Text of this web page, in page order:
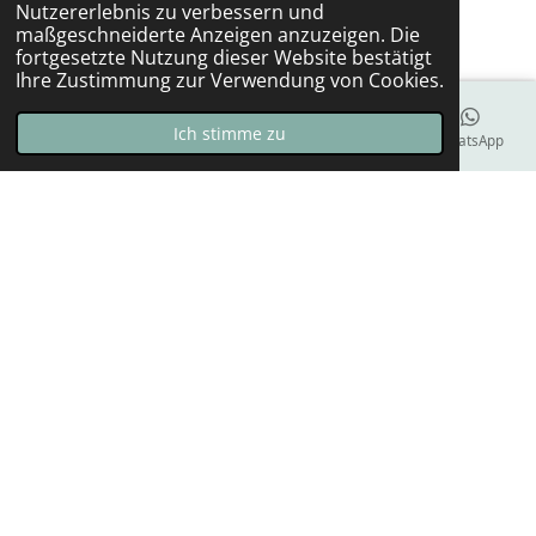
Nutzererlebnis zu verbessern und
maßgeschneiderte Anzeigen anzuzeigen. Die
fortgesetzte Nutzung dieser Website bestätigt
Ihre Zustimmung zur Verwendung von Cookies.
Ich stimme zu
o
o
k
g
r
a
m
Telefon Karte WhatsApp